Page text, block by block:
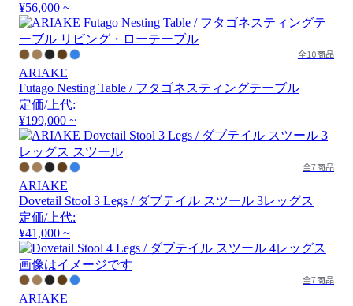
¥56,000 ~
全10商品
ARIAKE
Futago Nesting Table / フタゴネスティングテーブル
定価/上代:
¥199,000 ~
全7商品
ARIAKE
Dovetail Stool 3 Legs / ダブテイル スツール 3レッグス
定価/上代:
¥41,000 ~
画像はイメージです
全7商品
ARIAKE